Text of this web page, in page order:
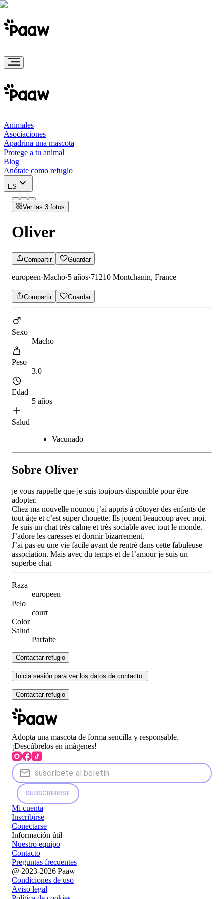
Animales
Asociaciones
Apadrina una mascota
Protege a tu animal
Blog
Anótate como refugio
ES
Ver las 3 fotos
Oliver
Compartir Guardar
europeen·Macho·5 años·71210 Montchanin, France
Compartir Guardar
Sexo
Macho
Peso
3.0
Edad
5 años
Salud
Vacunado
Sobre Oliver
je vous rappelle que je suis toujours disponible pour être
adopter.
Chez ma nouvelle nounou j’ai appris à côtoyer des enfants de
tout âge et c’est super chouette. Ils jouent beaucoup avec moi.
Je suis un chat très calme et très sociable avec tout le monde.
J’adore les caresses et dormir bizarrement.
J’ai pas eu une vie facile avant de rentré dans cette fabuleuse
association. Mais avec du temps et de l’amour je suis un
superbe chat
Raza
europeen
Pelo
court
Color
Salud
Parfaite
Contactar refugio
Inicia sesión para ver los datos de contacto.
Contactar refugio
Adopta una mascota de forma sencilla y responsable.
¡Descúbrelos en imágenes!
SUBSCRIBIRSE
Mi cuenta
Inscribirse
Conectarse
Información útil
Nuestro equipo
Contacto
Preguntas frecuentes
@ 2023-2026 Paaw
Condiciones de uso
Aviso legal